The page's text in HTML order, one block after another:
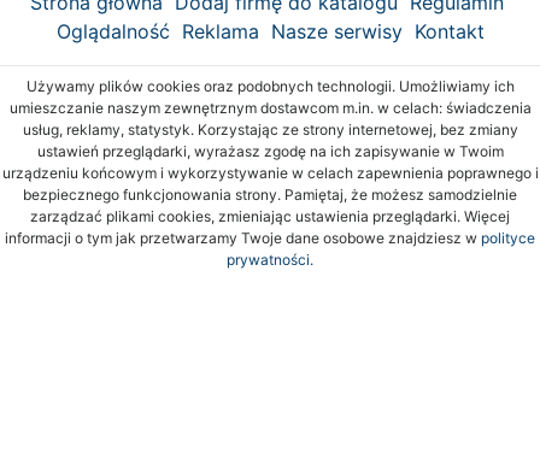
Oglądalność Reklama Nasze serwisy Kontakt
Używamy plików cookies oraz podobnych technologii. Umożliwiamy ich
umieszczanie naszym zewnętrznym dostawcom m.in. w celach: świadczenia
usług, reklamy, statystyk. Korzystając ze strony internetowej, bez zmiany
ustawień przeglądarki, wyrażasz zgodę na ich zapisywanie w Twoim
urządzeniu końcowym i wykorzystywanie w celach zapewnienia poprawnego i
bezpiecznego funkcjonowania strony. Pamiętaj, że możesz samodzielnie
zarządzać plikami cookies, zmieniając ustawienia przeglądarki. Więcej
informacji o tym jak przetwarzamy Twoje dane osobowe znajdziesz w polityce
prywatności.